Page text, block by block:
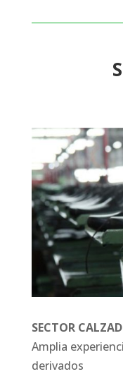
SECTOR
Amplia
derivados